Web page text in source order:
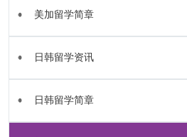
美加留学简章
日韩留学资讯
日韩留学简章